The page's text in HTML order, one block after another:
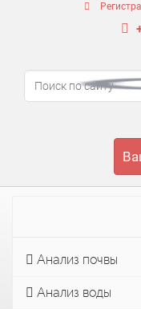
Анализ почвы
Анализ воды